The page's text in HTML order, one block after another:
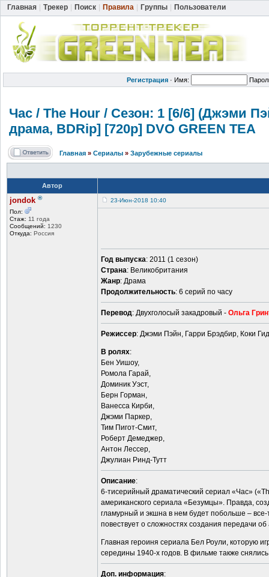
Главная Трекер Поиск Правила Группы Пользователи
Регистрация · Имя:
Час / The Hour / Сезон: 1 [6/6] (Джэми
драма, BDRip] [720p] DVO GREEN TEA
Главная » Сериалы » Зарубежные сериалы
Автор
jondok ®
Пол:
Стаж: 11 года
Сообщений: 1230
Откуда: Россия
23-Июн-2018 10:40
Год выпуска: 2011 (1 сезон)
Страна: Великобритания
Жанр: Драма
Продолжительность: 6 серий по часу
Перевод: Двухголосый закадровый - Ольга
Режиссер: Джэми Пэйн, Гарри Брэдбир, Коки
В ролях:
Бен Уишоу,
Ромола Гарай,
Доминик Уэст,
Берн Горман,
Ванесса Кирби,
Джэми Паркер,
Тим Пигот-Смит,
Роберт Демеджер,
Антон Лессер,
Джулиан Ринд-Тутт
Описание:
6-тисерийный драматический сериал «Час»
американского сериала «Безумцы». Правда,
гламурный и экшна в нем будет побольше –
повествует о сложностях создания передачи
Главная героиня сериала Бел Роули, которую
середины 1940-х годов. В фильме также
Доп. информация: